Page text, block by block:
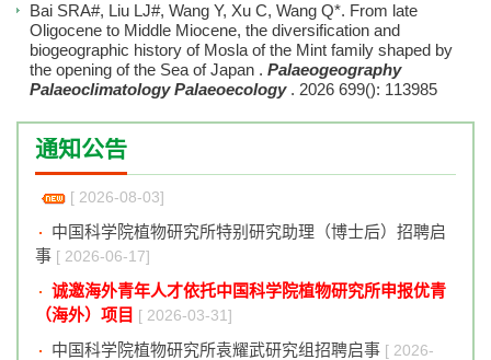
Bai SRA#, Liu LJ#, Wang Y, Xu C, Wang Q*. From late
Oligocene to Middle Miocene, the diversification and
biogeographic history of Mosla of the Mint family shaped by
the opening of the Sea of Japan . Palaeogeography
Palaeoclimatology Palaeoecology
. 2026 699(): 113985
通知公告
中国科学院植物研究所职能部门主要负责人招聘启事
[ 2026-08-03]
中国科学院植物研究所特别研究助理（博士后）招聘启
事 [ 2026-06-17]
诚邀海外青年人才依托中国科学院植物研究所申报优青
（海外）项目 [ 2026-03-31]
中国科学院植物研究所袁耀武研究组招聘启事 [ 2026-